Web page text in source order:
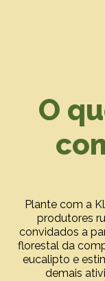
O
Plante com a
produtores
convidados a
florestal da
eucalipto e
demais